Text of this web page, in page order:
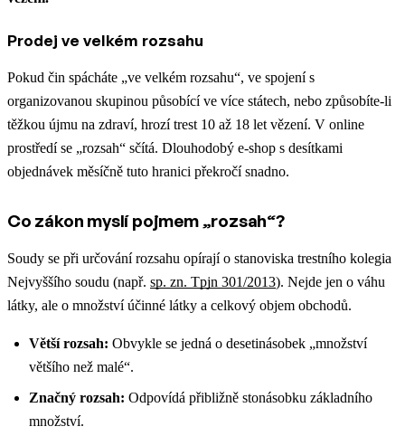
Prodej ve velkém rozsahu
Pokud čin spácháte „ve velkém rozsahu“, ve spojení s
organizovanou skupinou působící ve více státech, nebo způsobíte-li
těžkou újmu na zdraví, hrozí trest 10 až 18 let vězení. V online
prostředí se „rozsah“ sčítá. Dlouhodobý e-shop s desítkami
objednávek měsíčně tuto hranici překročí snadno.
Co zákon myslí pojmem „rozsah“?
Soudy se při určování rozsahu opírají o stanoviska trestního kolegia
Nejvyššího soudu (např. sp. zn. Tpjn 301/2013). Nejde jen o váhu
látky, ale o množství účinné látky a celkový objem obchodů.
Větší rozsah: Obvykle se jedná o desetinásobek „množství
většího než malé“.
Značný rozsah: Odpovídá přibližně stonásobku základního
množství.